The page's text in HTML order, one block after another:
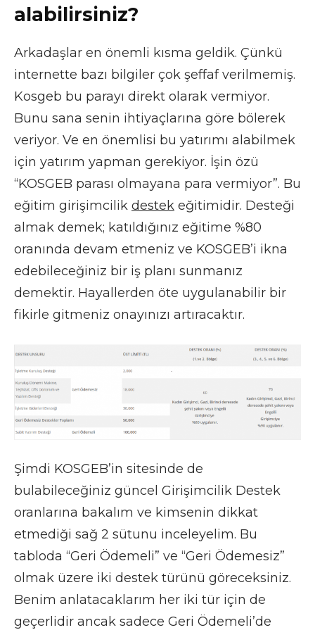
alabilirsiniz?
Arkadaşlar en önemli kısma geldik. Çünkü
internette bazı bilgiler çok şeffaf verilmemiş.
Kosgeb bu parayı direkt olarak vermiyor.
Bunu sana senin ihtiyaçlarına göre bölerek
veriyor. Ve en önemlisi bu yatırımı alabilmek
için yatırım yapman gerekiyor. İşin özü
“KOSGEB parası olmayana para vermiyor”. Bu
eğitim girişimcilik destek eğitimidir. Desteği
almak demek; katıldığınız eğitime %80
oranında devam etmeniz ve KOSGEB’i ikna
edebileceğiniz bir iş planı sunmanız
demektir. Hayallerden öte uygulanabilir bir
fikirle gitmeniz onayınızı artıracaktır.
Şimdi KOSGEB’in sitesinde de
bulabileceğiniz güncel Girişimcilik Destek
oranlarına bakalım ve kimsenin dikkat
etmediği sağ 2 sütunu inceleyelim. Bu
tabloda “Geri Ödemeli” ve “Geri Ödemesiz”
olmak üzere iki destek türünü göreceksiniz.
Benim anlatacaklarım her iki tür için de
geçerlidir ancak sadece Geri Ödemeli’de